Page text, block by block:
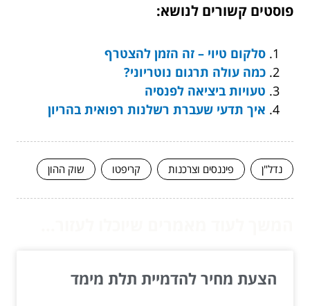
פוסטים קשורים לנושא:
סלקום טיוי – זה הזמן להצטרף
כמה עולה תרגום נוטריוני?
טעויות ביציאה לפנסיה
איך תדעי שעברת רשלנות רפואית בהריון
נדל"ן פיננסים וצרכנות קריפטו שוק ההון
הצעת מחיר להדמיית תלת מימד